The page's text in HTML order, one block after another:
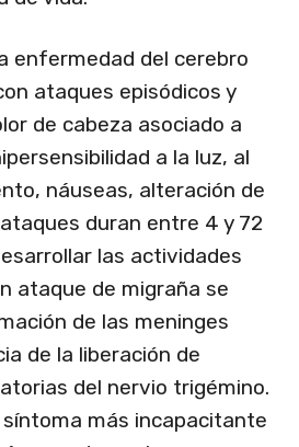
enfermedad del cerebro
ataques episódicos y
de cabeza asociado a
a la luz, al
náuseas, alteración de
duran entre 4 y 72
las actividades
ataque de migraña se
de las meninges
de la liberación de
del nervio trigémino.
síntoma más incapacitante